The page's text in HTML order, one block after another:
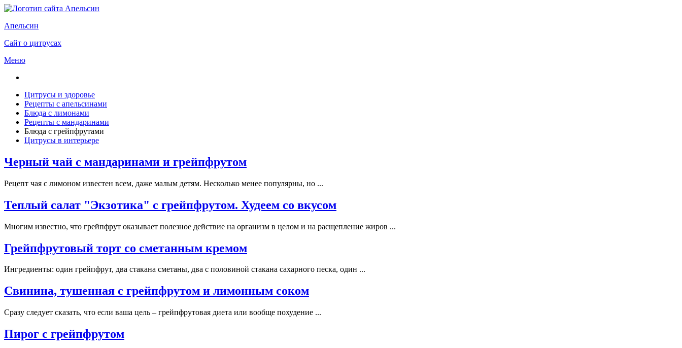
Апельсин
Сайт о цитрусах
Меню
Цитрусы и здоровье
Рецепты с апельсинами
Блюда с лимонами
Рецепты с мандаринами
Блюда с грейпфрутами
Цитрусы в интерьере
Черный чай с мандаринами и грейпфрутом
Рецепт чая с лимоном известен всем, даже малым детям. Несколько менее популярны, но ...
Теплый салат "Экзотика" с грейпфрутом. Худеем со вкусом
Многим известно, что грейпфрут оказывает полезное действие на организм в целом и на расщепление жиров ...
Грейпфрутовый торт со сметанным кремом
Ингредиенты: один грейпфрут, два стакана сметаны, два с половиной стакана сахарного песка, один ...
Свинина, тушенная с грейпфрутом и лимонным соком
Сразу следует сказать, что если ваша цель – грейпфрутовая диета или вообще похудение ...
Пирог с грейпфрутом